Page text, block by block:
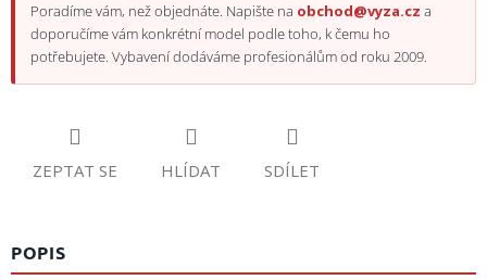
Poradíme vám, než objednáte. Napište na obchod@vyza.cz a
doporučíme vám konkrétní model podle toho, k čemu ho
potřebujete. Vybavení dodáváme profesionálům od roku 2009.
ZEPTAT SE HLÍDAT SDÍLET
POPIS